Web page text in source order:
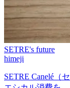
SETRE's future
himeji
SETRE Canelé（